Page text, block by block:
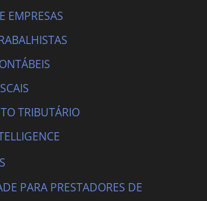
EMPRESAS
TRIBUTÁRIO
PARA PRESTADORES DE